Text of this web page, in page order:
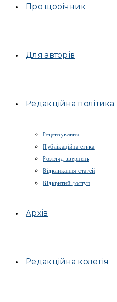
Про щорічник
Для авторів
Редакційна політика
Рецензування
Публікаційна етика
Розгляд звернень
Відкликання статей
Відкритий доступ
Архів
Редакційна колегія